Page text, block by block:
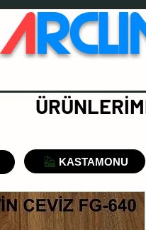
A
KASTAMONU